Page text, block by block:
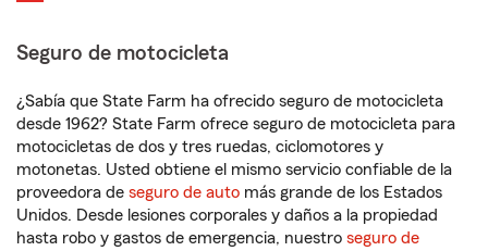
Seguro de motocicleta
¿Sabía que State Farm ha ofrecido seguro de motocicleta
desde 1962? State Farm ofrece seguro de motocicleta para
motocicletas de dos y tres ruedas, ciclomotores y
motonetas. Usted obtiene el mismo servicio confiable de la
proveedora de seguro de auto más grande de los Estados
Unidos. Desde lesiones corporales y daños a la propiedad
hasta robo y gastos de emergencia, nuestro seguro de